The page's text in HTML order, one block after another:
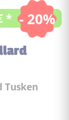
* - 20%
Tusken